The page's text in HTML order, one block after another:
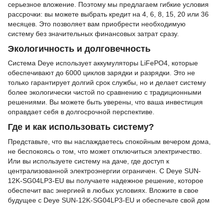
серьезное вложение. Поэтому мы предлагаем гибкие условия
рассрочки: вы можете выбрать кредит на 4, 6, 8, 15, 20 или 36
месяцев. Это позволяет вам приобрести необходимую
систему без значительных финансовых затрат сразу.
Экологичность и долговечность
Система Deye использует аккумуляторы LiFePO4, которые
обеспечивают до 6000 циклов зарядки и разрядки. Это не
только гарантирует долгий срок службы, но и делает систему
более экологически чистой по сравнению с традиционными
решениями. Вы можете быть уверены, что ваша инвестиция
оправдает себя в долгосрочной перспективе.
Где и как использовать систему?
Представьте, что вы наслаждаетесь спокойным вечером дома,
не беспокоясь о том, что может отключиться электричество.
Или вы используете систему на даче, где доступ к
централизованной электроэнергии ограничен. С Deye SUN-
12K-SG04LP3-EU вы получаете надежное решение, которое
обеспечит вас энергией в любых условиях. Вложите в свое
будущее с Deye SUN-12K-SG04LP3-EU и обеспечьте свой дом